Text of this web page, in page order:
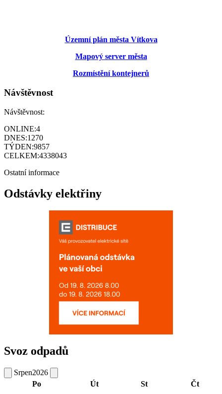
Územní plán města Vítkova
Mapový server města
Rozmístění kontejnerů
Návštěvnost
Návštěvnost:
ONLINE:4
DNES:1270
TÝDEN:9857
CELKEM:4338043
Ostatní informace
Odstávky elektřiny
Svoz odpadů
Srpen2026
Po
Út St
Čt